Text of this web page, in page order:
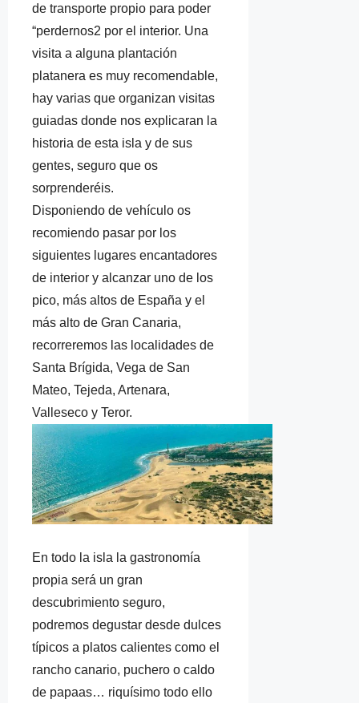
de transporte propio para poder
“perdernos2 por el interior. Una
visita a alguna plantación
platanera es muy recomendable,
hay varias que organizan visitas
guiadas donde nos explicaran la
historia de esta isla y de sus
gentes, seguro que os
sorprenderéis.
Disponiendo de vehículo os
recomiendo pasar por los
siguientes lugares encantadores
de interior y alcanzar uno de los
pico, más altos de España y el
más alto de Gran Canaria,
recorreremos las localidades de
Santa Brígida, Vega de San
Mateo, Tejeda, Artenara,
Valleseco y Teror.
En todo la isla la gastronomía
propia será un gran
descubrimiento seguro,
podremos degustar desde dulces
típicos a platos calientes como el
rancho canario, puchero o caldo
de papaas… riquísimo todo ello